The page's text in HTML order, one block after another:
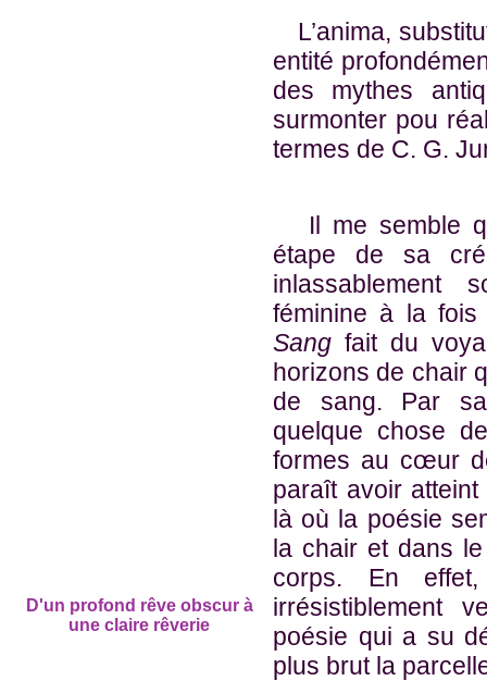
L’anima,
entité
des mythes
surmonter pou
termes de C. G.
D'un profond rêve obscur à
une claire rêverie
Il me semble
étape de sa
inlassablement
féminine à la
Sang fait du
horizons de chair
de sang. Par
quelque chose
formes au cœur
paraît avoir
là où la poésie
la chair et dans
corps. En
irrésistiblement
poésie qui a su
plus brut la